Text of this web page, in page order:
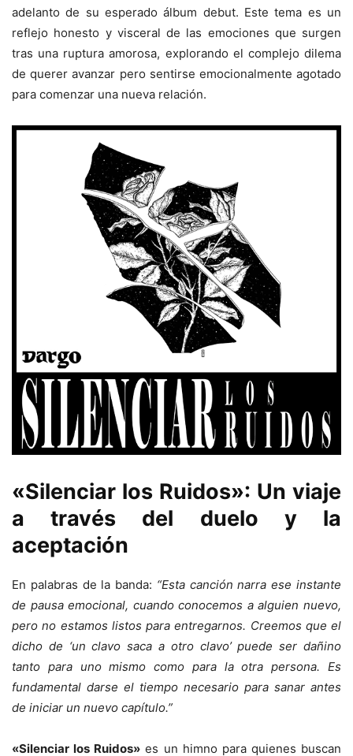
adelanto de su esperado álbum debut. Este tema es un
reflejo honesto y visceral de las emociones que surgen
tras una ruptura amorosa, explorando el complejo dilema
de querer avanzar pero sentirse emocionalmente agotado
para comenzar una nueva relación.
«Silenciar los Ruidos»: Un viaje
a través del duelo y la
aceptación
En palabras de la banda: “Esta canción narra ese instante
de pausa emocional, cuando conocemos a alguien nuevo,
pero no estamos listos para entregarnos. Creemos que el
dicho de ‘un clavo saca a otro clavo’ puede ser dañino
tanto para uno mismo como para la otra persona. Es
fundamental darse el tiempo necesario para sanar antes
de iniciar un nuevo capítulo.”
«Silenciar los Ruidos» es un himno para quienes buscan